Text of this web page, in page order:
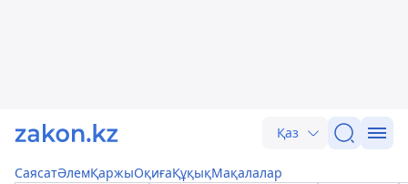
Қаз
СаясатӘлемҚаржыОқиғаҚұқықМақалалар